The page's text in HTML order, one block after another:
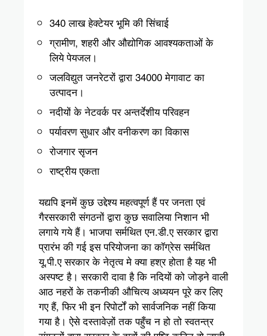
340 लाख हेक्टेयर भूमि की सिंचाई
ग्रामीण, शहरी और औद्योगिक आवश्यकताओं के
लिये पेयजल।
जलविद्युत जनरेटरों द्वारा 34000 मेगावाट का
उत्पादन।
नदीयों के नेटवर्क पर अन्तर्देशीय परिवहन
पर्यावरण सुधार और वनीकरण का विकास
रोजगार सृजन
राष्ट्रीय एकता
यद्यपि इनमें कुछ उद्देश्य महत्वपूर्ण हैं पर जनता एवं
गैरसरकारी संगठनों द्वारा कुछ सवालिया निशान भी
लगाये गये हैं। भाजपा सर्मथित एन.डी.ए सरकार द्वारा
प्रारंभ की गई इस परियोजना का कॉग्रेस सर्मथित
यू.पी.ए सरकार के नेतृत्व मे क्या हश्र होता है यह भी
अस्पष्ट है। सरकारी दावा है कि नदियों को जोड़ने वाली
आठ नहरों के तकनीकी औचित्य अध्ययन पूरे कर लिए
गए हैं, फिर भी इन रिपोर्टों को सार्वजनिक नहीं किया
गया है। ऐसे दस्तावेज़ों तक पहुँच न हो तो स्वतन्त्र